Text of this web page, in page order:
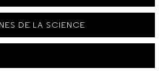
DE LA SCIENCE